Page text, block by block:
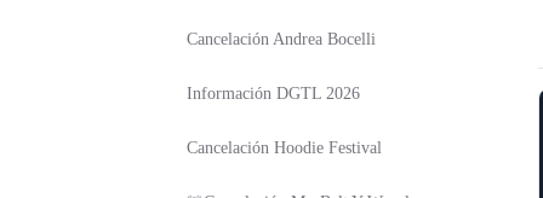
Cancelación Andrea Bocelli
Información DGTL 2026
Cancelación Hoodie Festival